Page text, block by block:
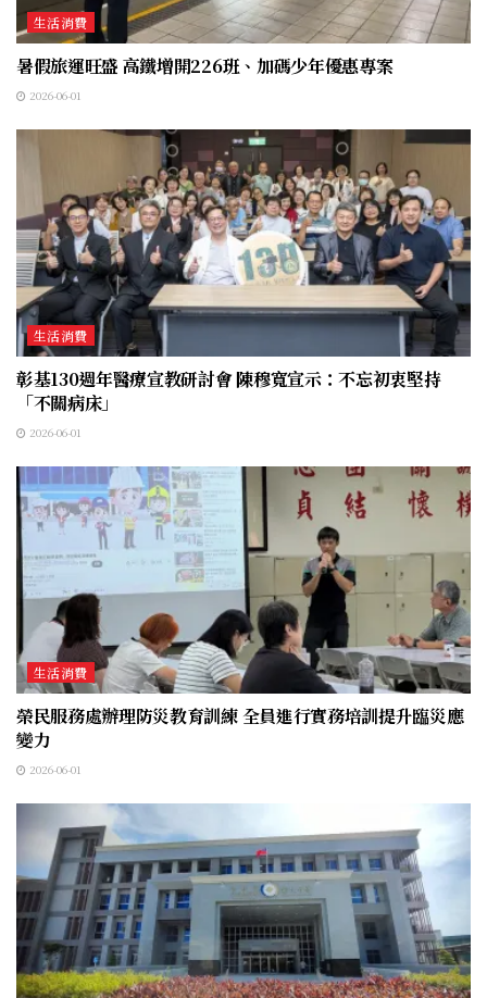
生活消費
暑假旅運旺盛 高鐵增開226班、加碼少年優惠專案
2026-06-01
生活消費
彰基130週年醫療宣教研討會 陳穆寬宣示：不忘初衷堅持
「不關病床」
2026-06-01
生活消費
榮民服務處辦理防災教育訓練 全員進行實務培訓提升臨災應
變力
2026-06-01